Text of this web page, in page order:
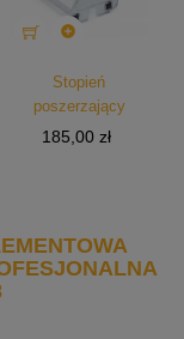

Stopień
poszerzający
Cena
185,00 zł